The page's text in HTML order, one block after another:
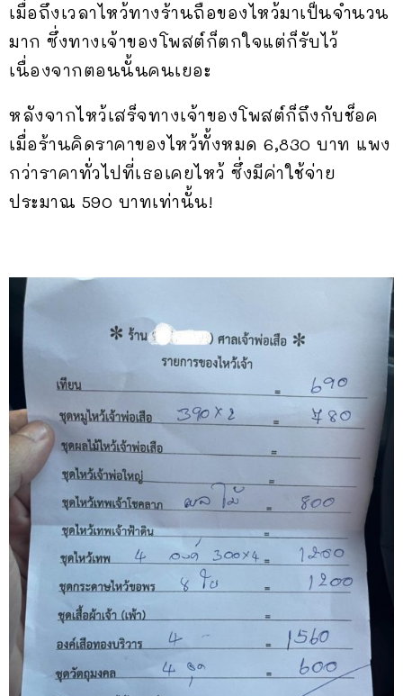
เมื่อถึงเวลาไหว้ทางร้านถือของไหว้มาเป็นจำนวน
มาก ซึ่งทางเจ้าของโพสต์ก็ตกใจแต่ก็รับไว้
เนื่องจากตอนนั้นคนเยอะ
หลังจากไหว้เสร็จทางเจ้าของโพสต์ก็ถึงกับช็อค
เมื่อร้านคิดราคาของไหว้ทั้งหมด 6,830 บาท แพง
กว่าราคาทั่วไปที่เธอเคยไหว้ ซึ่งมีค่าใช้จ่าย
ประมาณ 590 บาทเท่านั้น!